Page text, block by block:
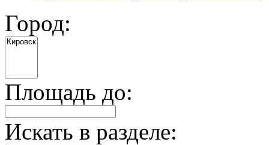
Город:
Площадь до:
Искать в разделе: